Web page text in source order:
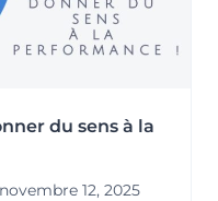
du sens à la
novembre 12, 2025